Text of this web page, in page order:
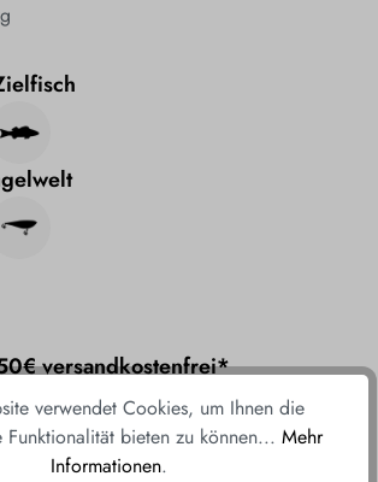
versandkostenfrei*
Bestellwert von 150€ liefern wir
direkt und bequem zu Ihnen
verwendet Cookies, um Ihnen die
Funktionalität bieten zu können... Mehr
Informationen.